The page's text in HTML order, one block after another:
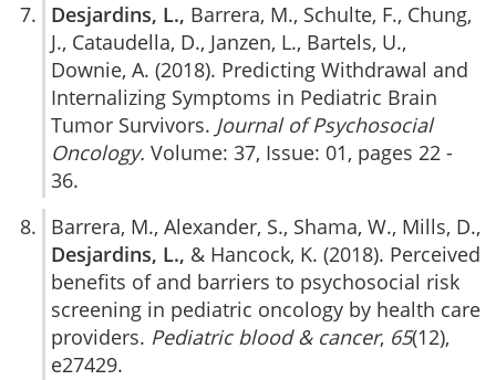
Desjardins, L., Barrera, M., Schulte, F., Chung,
J., Cataudella, D., Janzen, L., Bartels, U.,
Downie, A. (2018). Predicting Withdrawal and
Internalizing Symptoms in Pediatric Brain
Tumor Survivors. Journal of Psychosocial
Oncology. Volume: 37, Issue: 01, pages 22 -
36.
Barrera, M., Alexander, S., Shama, W., Mills, D.,
Desjardins, L., & Hancock, K. (2018). Perceived
benefits of and barriers to psychosocial risk
screening in pediatric oncology by health care
providers. Pediatric blood & cancer, 65(12),
e27429.